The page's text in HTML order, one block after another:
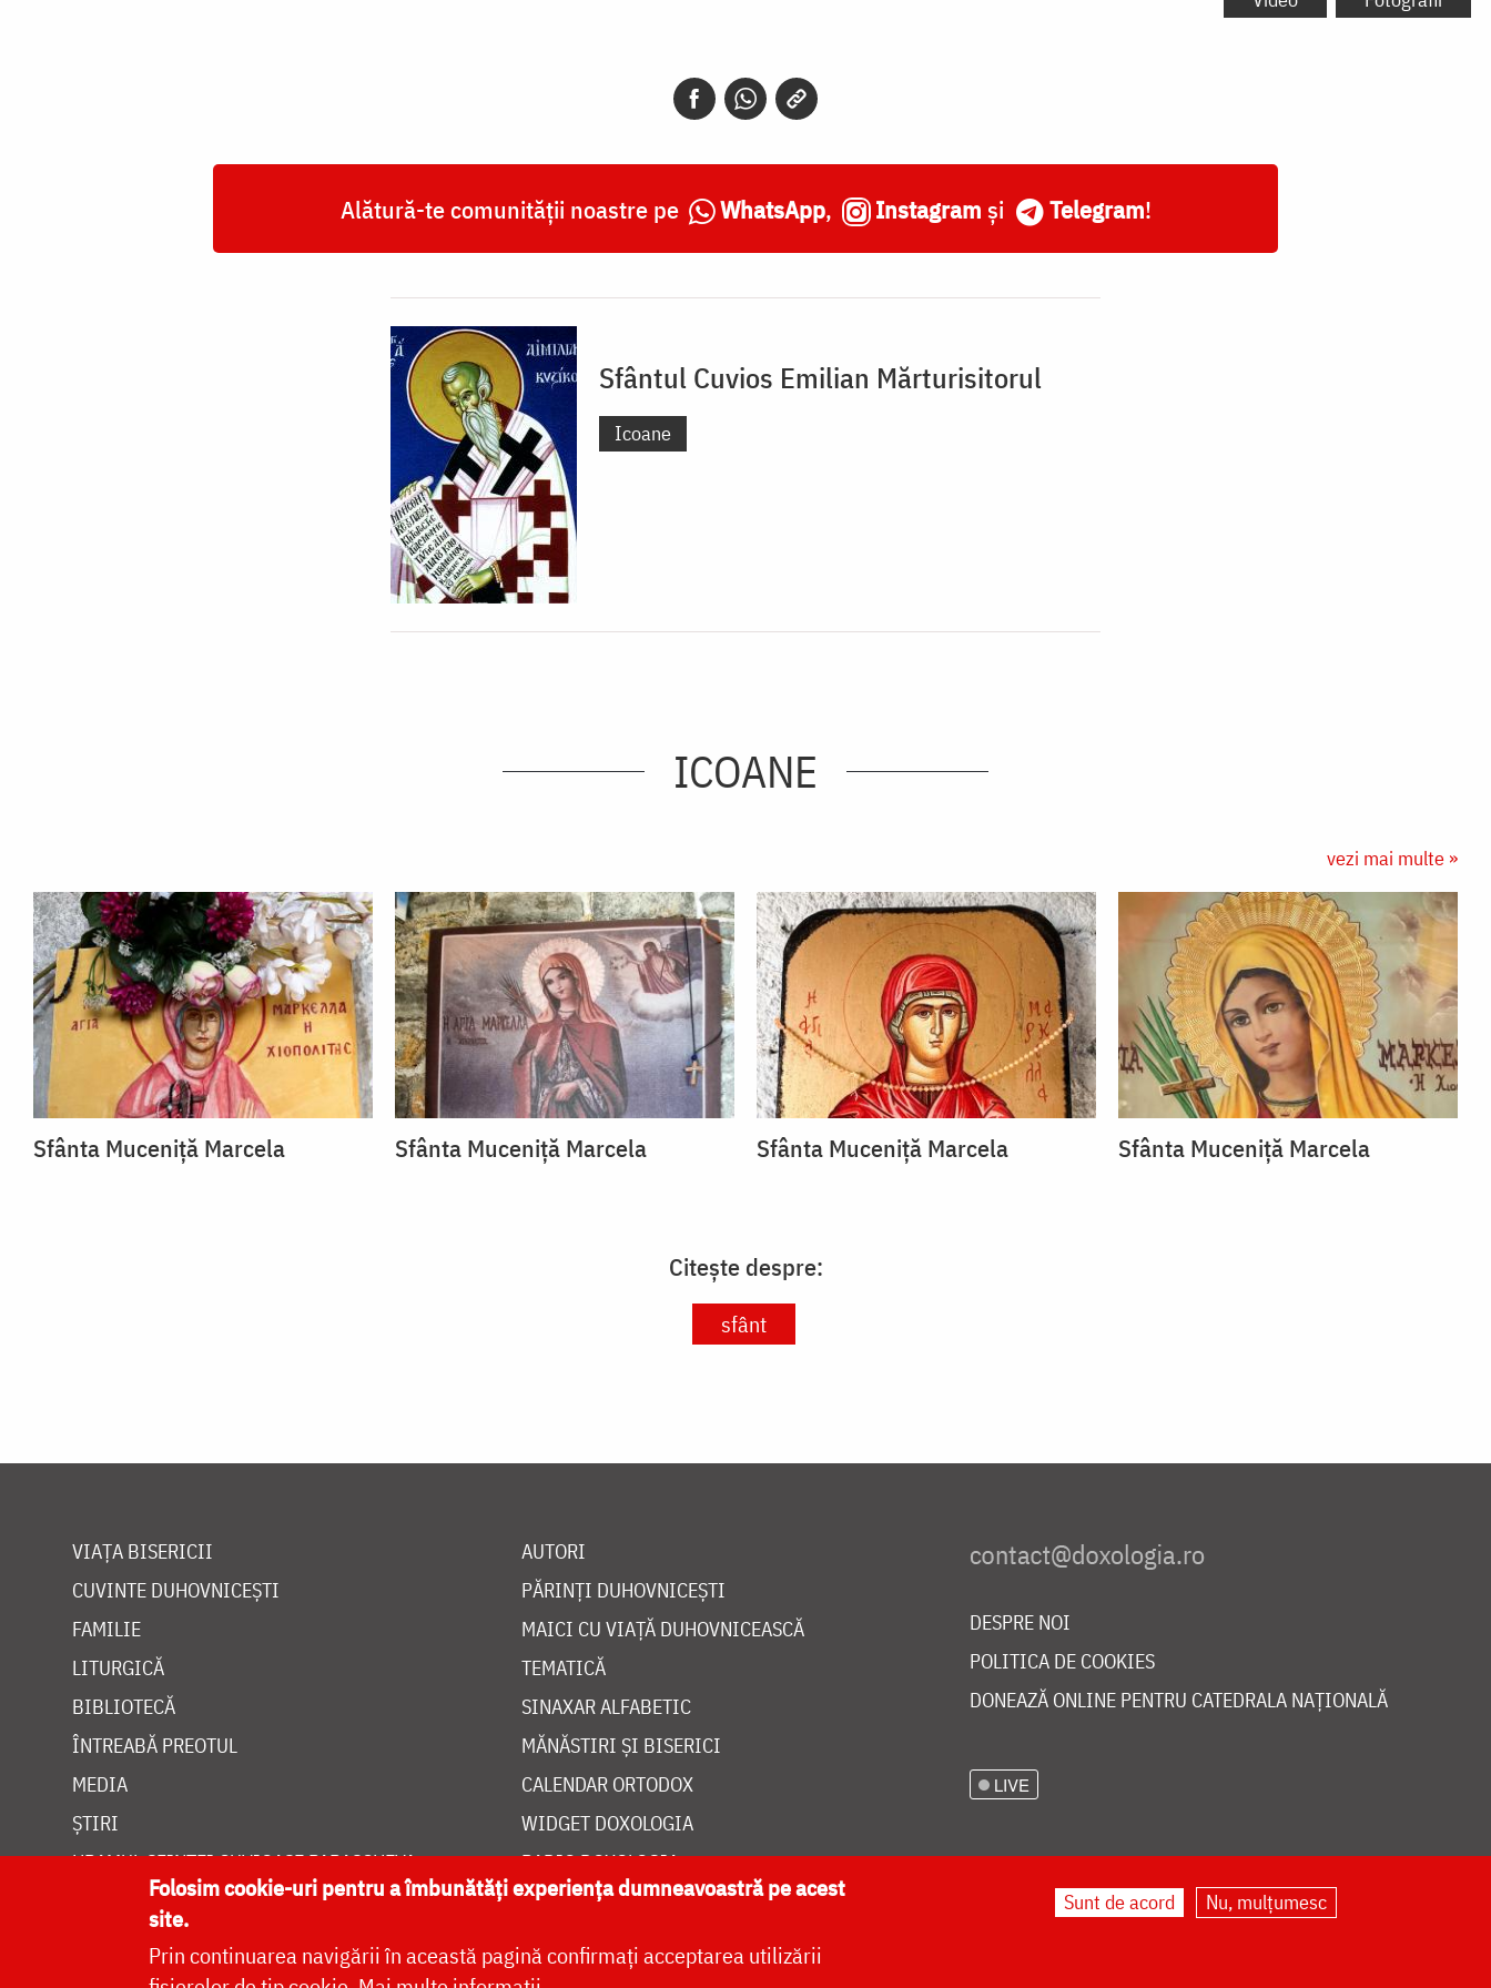
Alătură-te comunității noastre pe WhatsApp, Instagram și Telegram!
Sfântul Cuvios Emilian Mărturisitorul
Icoane
ICOANE
vezi mai multe »
Sfânta Muceniță Marcela Sfânta Muceniță Marcela Sfânta Muceniță Marcela Sfânta Muceniță Marcela
Citește despre:
sfânt
VIAȚA BISERICII
CUVINTE DUHOVNICEȘTI
FAMILIE
LITURGICĂ
BIBLIOTECĂ
ÎNTREABĂ PREOTUL
MEDIA
ȘTIRI
HRAMUL SFINTEI CUVIOASE PARASCHEVA
AUTORI
PĂRINȚI DUHOVNICEȘTI
MAICI CU VIAȚĂ DUHOVNICEASCĂ
TEMATICĂ
SINAXAR ALFABETIC
MĂNĂSTIRI ȘI BISERICI
CALENDAR ORTODOX
WIDGET DOXOLOGIA
RADIO DOXOLOGIA
DESPRE NOI
POLITICA DE COOKIES
DONEAZĂ ONLINE PENTRU CATEDRALA NAȚIONALĂ
LIVE
Folosim cookie-uri pentru a îmbunătăți experiența dumneavoastră pe acest
site.
Prin continuarea navigării în această pagină confirmați acceptarea utilizării
Sunt de acord Nu, mulțumesc